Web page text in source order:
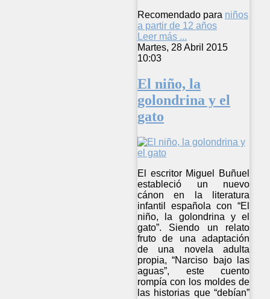
Recomendado para niños
a partir de 12 años
Leer más ...
Martes, 28 Abril 2015
10:03
El niño, la
golondrina y el
gato
El escritor Miguel Buñuel
estableció un nuevo
cánon en la literatura
infantil española con “El
niño, la golondrina y el
gato”. Siendo un relato
fruto de una adaptación
de una novela adulta
propia, “Narciso bajo las
aguas”, este cuento
rompía con los moldes de
las historias que “debían”